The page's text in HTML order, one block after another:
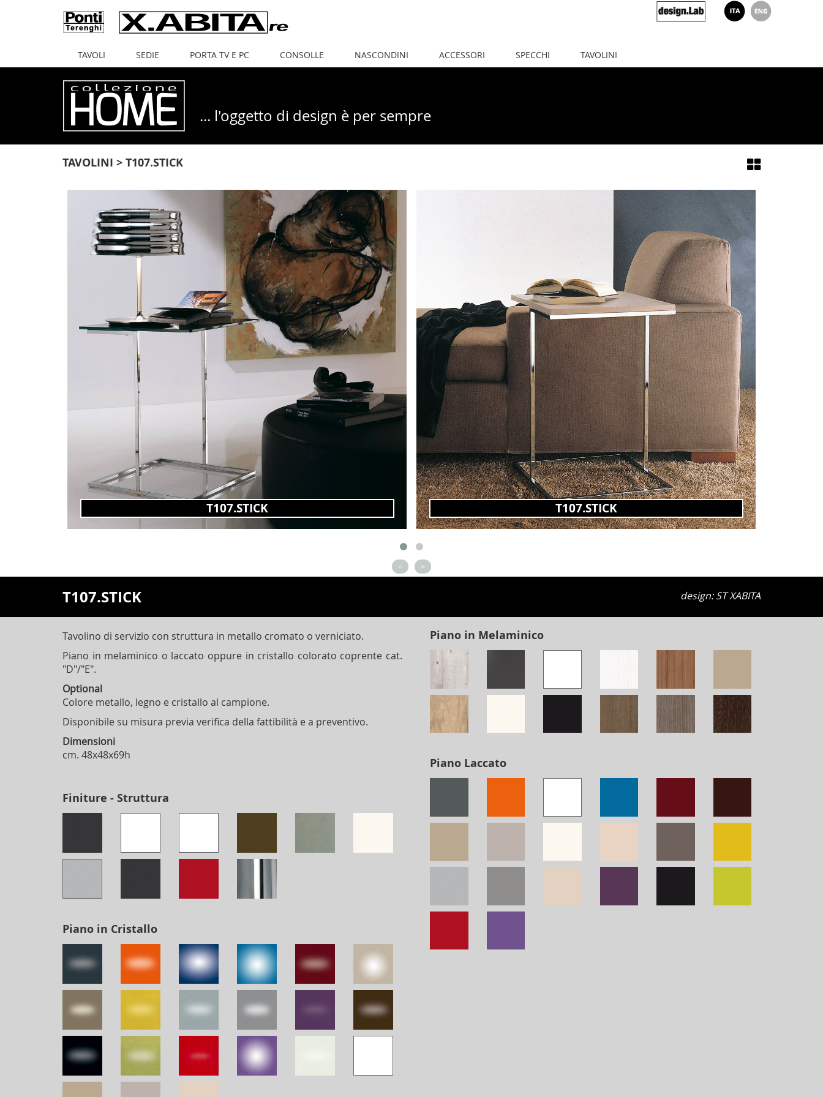
TAVOLI (current)SEDIE PORTA TV E PC CONSOLLE NASCONDINI ACCESSORI SPECCHI TAVOLINI
... l'oggetto di design è per sempre
TAVOLINI > T107.STICK
T107.STICK T107.STICK
< >
T107.STICK design: ST XABITA
Tavolino di servizio con struttura in metallo cromato o verniciato.
Piano in melaminico o laccato oppure in cristallo colorato coprente cat.
"D"/"E".
Optional
Colore metallo, legno e cristallo al campione.
Disponibile su misura previa verifica della fattibilità e a preventivo.
Dimensioni
cm. 48x48x69h
Finiture - Struttura
Piano in Cristallo
Piano in Melaminico
Piano Laccato